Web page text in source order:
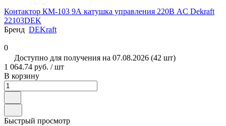
Контактор КМ-103 9А катушка управления 220В AC Dekraft
22103DEK
Бренд DEKraft
0
Доступно для получения на 07.08.2026 (42 шт)
1 064.74 руб. / шт
В корзину
Быстрый просмотр